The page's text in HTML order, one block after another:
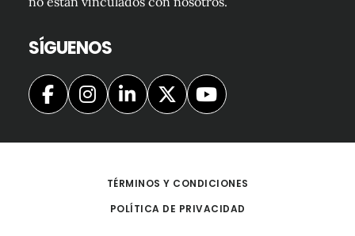
SÍGUENOS
TÉRMINOS Y CONDICIONES
POLÍTICA DE PRIVACIDAD